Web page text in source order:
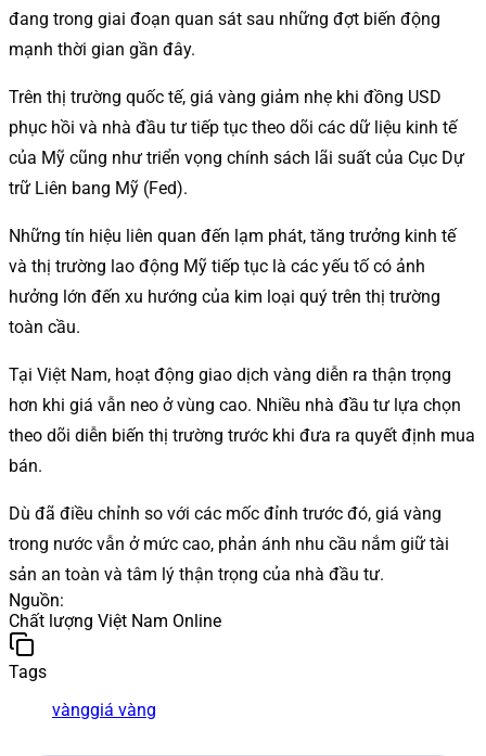
đang trong giai đoạn quan sát sau những đợt biến động
mạnh thời gian gần đây.
Trên thị trường quốc tế, giá vàng giảm nhẹ khi đồng USD
phục hồi và nhà đầu tư tiếp tục theo dõi các dữ liệu kinh tế
của Mỹ cũng như triển vọng chính sách lãi suất của Cục Dự
trữ Liên bang Mỹ (Fed).
Những tín hiệu liên quan đến lạm phát, tăng trưởng kinh tế
và thị trường lao động Mỹ tiếp tục là các yếu tố có ảnh
hưởng lớn đến xu hướng của kim loại quý trên thị trường
toàn cầu.
Tại Việt Nam, hoạt động giao dịch vàng diễn ra thận trọng
hơn khi giá vẫn neo ở vùng cao. Nhiều nhà đầu tư lựa chọn
theo dõi diễn biến thị trường trước khi đưa ra quyết định mua
bán.
Dù đã điều chỉnh so với các mốc đỉnh trước đó, giá vàng
trong nước vẫn ở mức cao, phản ánh nhu cầu nắm giữ tài
sản an toàn và tâm lý thận trọng của nhà đầu tư.
Nguồn:
Chất lượng Việt Nam Online
Tags
vànggiá vàng